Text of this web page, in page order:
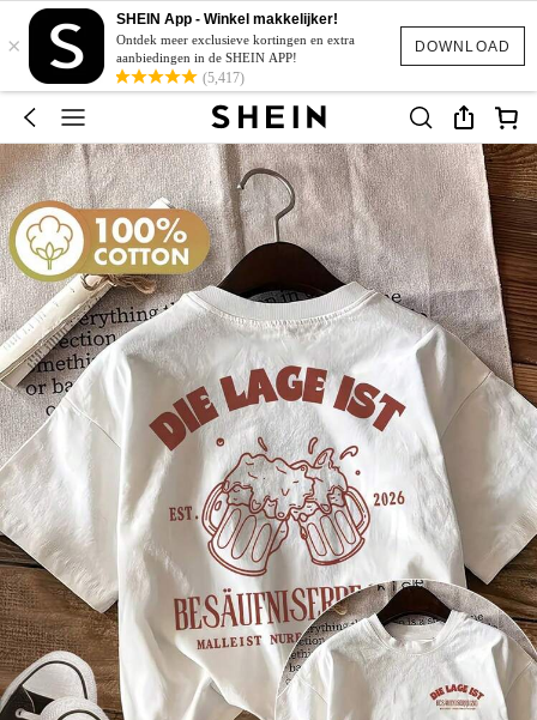
DOWNLOAD
×
SHEIN App - Winkel makkelijker!
Ontdek meer exclusieve kortingen en extra
aanbiedingen in de SHEIN APP!
(5,417)